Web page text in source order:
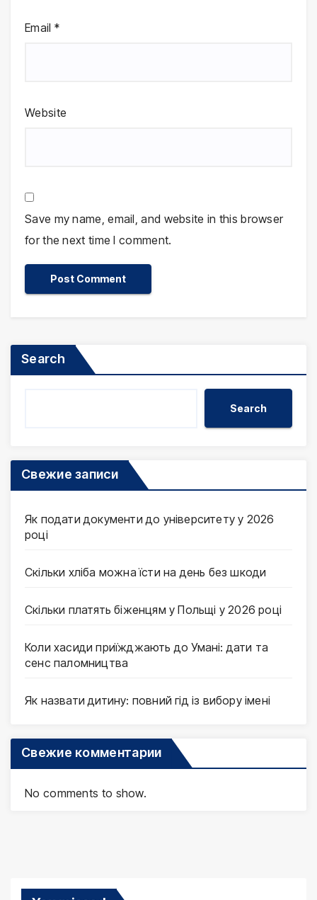
Email *
Website
Save my name, email, and website in this browser
for the next time I comment.
Search
Search
Свежие записи
Як подати документи до університету у 2026
році
Скільки хліба можна їсти на день без шкоди
Скільки платять біженцям у Польщі у 2026 році
Коли хасиди приїжджають до Умані: дати та
сенс паломництва
Як назвати дитину: повний гід із вибору імені
Свежие комментарии
No comments to show.